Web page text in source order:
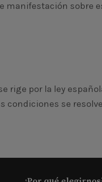
sobre
rige por la ley
condiciones se